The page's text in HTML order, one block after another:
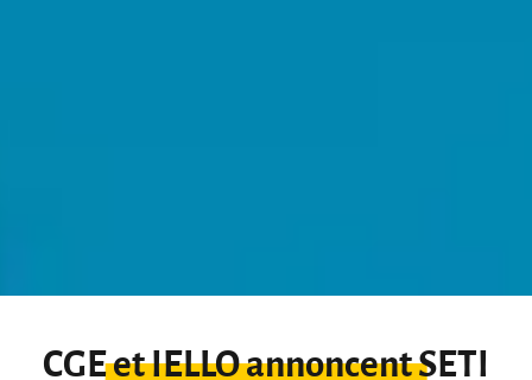
CGE et IELLO annoncent SETI